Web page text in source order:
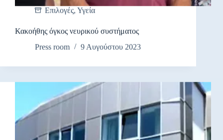
Επιλογές, Υγεία
Κακοήθης όγκος νευρικού συστήματος
Press room
9 Αυγούστου 2023